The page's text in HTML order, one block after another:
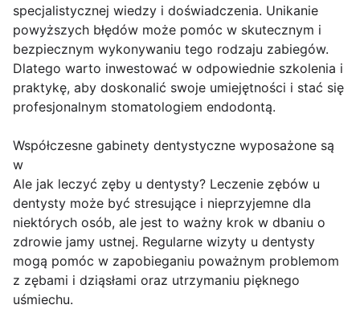
specjalistycznej wiedzy i doświadczenia. Unikanie
powyższych błędów może pomóc w skutecznym i
bezpiecznym wykonywaniu tego rodzaju zabiegów.
Dlatego warto inwestować w odpowiednie szkolenia i
praktykę, aby doskonalić swoje umiejętności i stać się
profesjonalnym stomatologiem endodontą.
Współczesne gabinety dentystyczne wyposażone są
w
Ale jak leczyć zęby u dentysty? Leczenie zębów u
dentysty może być stresujące i nieprzyjemne dla
niektórych osób, ale jest to ważny krok w dbaniu o
zdrowie jamy ustnej. Regularne wizyty u dentysty
mogą pomóc w zapobieganiu poważnym problemom
z zębami i dziąsłami oraz utrzymaniu pięknego
uśmiechu.